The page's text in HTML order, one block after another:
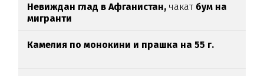
Невиждан глад в Афганистан, чакат бум на
мигранти
Камелия по монокини и прашка на 55 г.